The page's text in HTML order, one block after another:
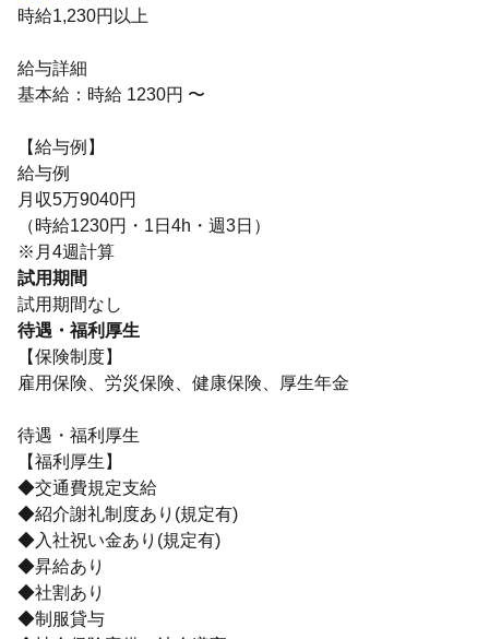
時給1,230円以上
給与詳細
基本給：時給 1230円 〜
【給与例】
給与例
月収5万9040円
（時給1230円・1日4h・週3日）
※月4週計算
試用期間
試用期間なし
待遇・福利厚生
【保険制度】
雇用保険、労災保険、健康保険、厚生年金
待遇・福利厚生
【福利厚生】
◆交通費規定支給
◆紹介謝礼制度あり(規定有)
◆入社祝い金あり(規定有)
◆昇給あり
◆社割あり
◆制服貸与